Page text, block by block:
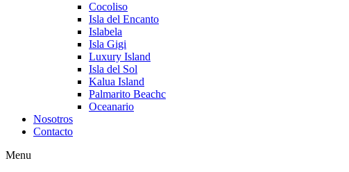
Cocoliso
Isla del Encanto
Islabela
Isla Gigi
Luxury Island
Isla del Sol
Kalua Island
Palmarito Beachc
Oceanario
Nosotros
Contacto
Menu